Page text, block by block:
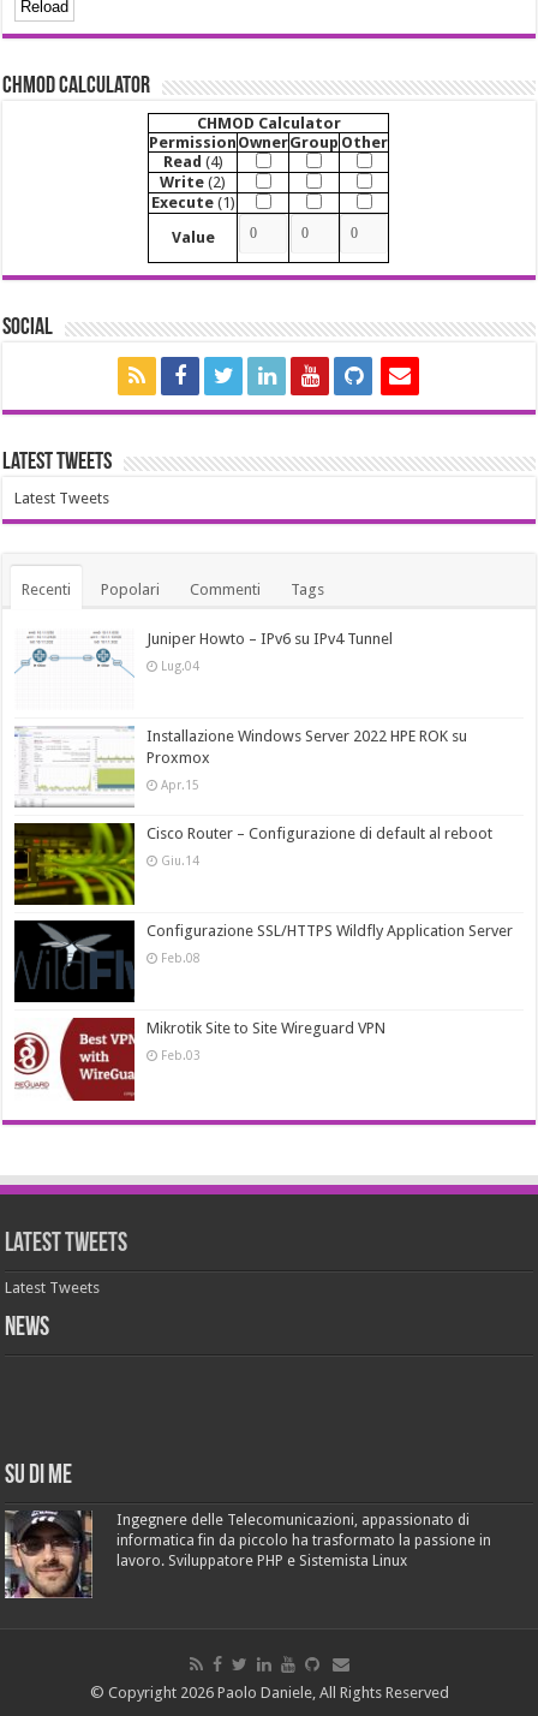
CHMOD Calculator
CHMOD Calculator
Permission OwnerGroup Other
Read (4)
Write (2)
Execute(1)
Value
Social
Latest Tweets
Latest Tweets
Recenti Popolari Commenti Tags
Juniper Howto – IPv6 su IPv4 Tunnel
Lug.04
Installazione Windows Server 2022 HPE ROK su
Proxmox
Apr.15
Cisco Router – Configurazione di default al reboot
Giu.14
Configurazione SSL/HTTPS Wildfly Application Server
Feb.08
Mikrotik Site to Site Wireguard VPN
Feb.03
Latest Tweets
Latest Tweets
News
Su di me
Ingegnere delle Telecomunicazioni, appassionato di
informatica fin da piccolo ha trasformato la passione in
lavoro. Sviluppatore PHP e Sistemista Linux
© Copyright 2026 Paolo Daniele, All Rights Reserved